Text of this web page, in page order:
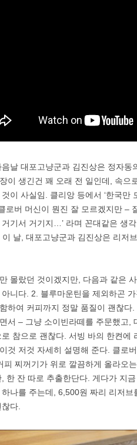
음날 대포고냥군과 김진상은 정자
이 생긴건 꽤 오래 전 일인데, 속으
것이 사실임. 클리앙 등에서 ‘한국만
로버 머신이 뭔진 잘 모르겠지만
거기서 거기지…’ 라며 꼰대같은 생
이 날, 대포고냥군과 김진상은 리
몰랐던 것이겠지만, 다음과 같은
니다. 2. 블루마운틴을 제외하곤
하여 커피까지 정말 품질이 괜찮
서 – 그냥 소이빈라떼를 주문했고,
참으로 괜찮다. 서빙 바의 한켠에
것 저것 자세히 설명해 준다. 클로
피 찌꺼기가 위로 깔끔하게 올라오
, 한 잔 따로 추출한단다. 게다가 지
하나를 주는데, 6,500원 짜리 리저
다.